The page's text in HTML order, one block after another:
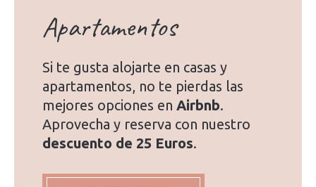
Apartamentos
Si te gusta alojarte en casas y
apartamentos, no te pierdas las
mejores opciones en Airbnb.
Aprovecha y reserva con nuestro
descuento de 25 Euros.